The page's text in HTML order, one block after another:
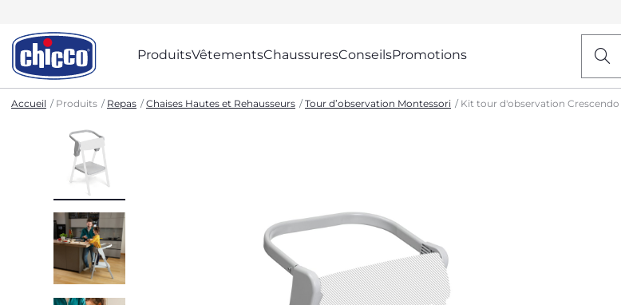
ProduitsVêtementsChaussuresConseilsPromotions
Accueil Produits Repas Chaises Hautes et Rehausseurs Tour d’observation Montessori Kit tour d'observation Crescendo